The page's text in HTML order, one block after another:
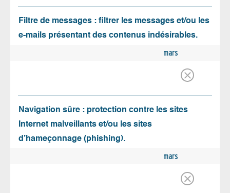
Filtre de messages : filtrer les messages et/ou les
e-mails présentant des contenus indésirables.
mars
Navigation sûre : protection contre les sites
Internet malveillants et/ou les sites
d’hameçonnage (phishing).
mars